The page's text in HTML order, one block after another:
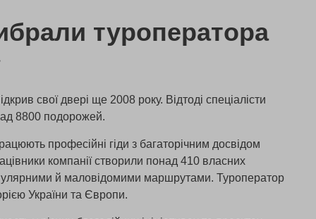
туроператора
свої двері ще 2008 року. Відтоді спеціалісти
8800 подорожей.
професійні гіди з багаторічним досвідом
компанії створили понад 410 власних
й маловідомими маршрутами. Туроператор
України та Європи.